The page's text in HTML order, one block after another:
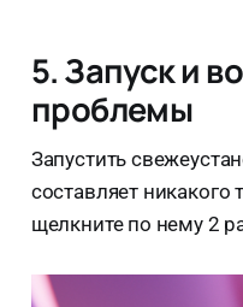
5. Запуск и
проблемы
Запустить
составляет никакого
щелкните по нему 2